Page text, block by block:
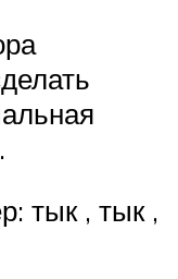
тык , тык ,